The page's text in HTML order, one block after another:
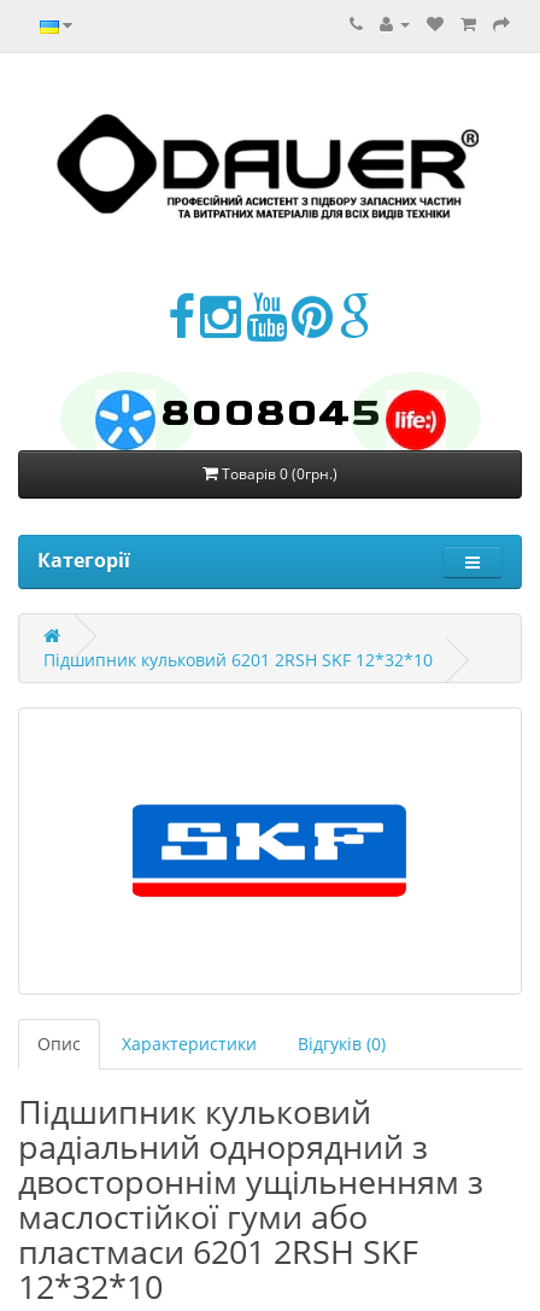
8008045
Товарів 0 (0грн.)
Категорії
Підшипник кульковий 6201 2RSH SKF 12*32*10
Опис Характеристики Відгуків (0)
Підшипник кульковий
радіальний однорядний з
двостороннім ущільненням з
маслостійкої гуми або
пластмаси 6201 2RSH SKF
12*32*10